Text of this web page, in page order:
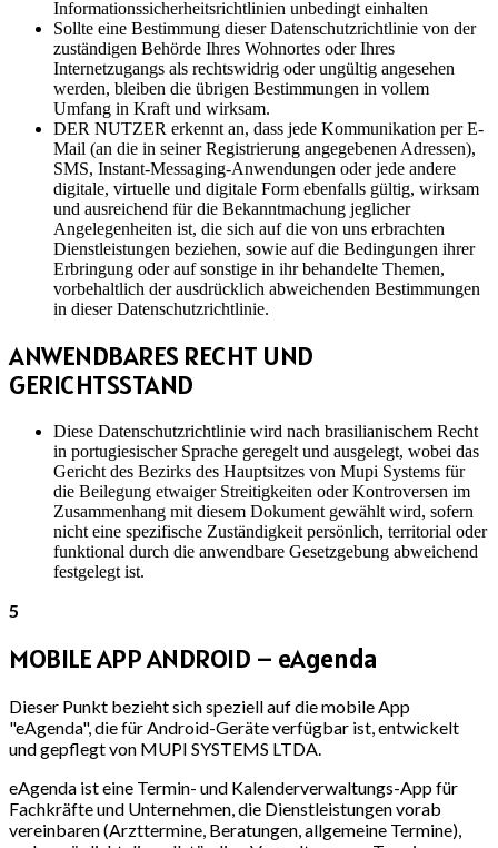
Informationssicherheitsrichtlinien unbedingt einhalten
Sollte eine Bestimmung dieser Datenschutzrichtlinie von der
zuständigen Behörde Ihres Wohnortes oder Ihres
Internetzugangs als rechtswidrig oder ungültig angesehen
werden, bleiben die übrigen Bestimmungen in vollem
Umfang in Kraft und wirksam.
DER NUTZER erkennt an, dass jede Kommunikation per E-
Mail (an die in seiner Registrierung angegebenen Adressen),
SMS, Instant-Messaging-Anwendungen oder jede andere
digitale, virtuelle und digitale Form ebenfalls gültig, wirksam
und ausreichend für die Bekanntmachung jeglicher
Angelegenheiten ist, die sich auf die von uns erbrachten
Dienstleistungen beziehen, sowie auf die Bedingungen ihrer
Erbringung oder auf sonstige in ihr behandelte Themen,
vorbehaltlich der ausdrücklich abweichenden Bestimmungen
in dieser Datenschutzrichtlinie.
ANWENDBARES RECHT UND
GERICHTSSTAND
Diese Datenschutzrichtlinie wird nach brasilianischem Recht
in portugiesischer Sprache geregelt und ausgelegt, wobei das
Gericht des Bezirks des Hauptsitzes von Mupi Systems für
die Beilegung etwaiger Streitigkeiten oder Kontroversen im
Zusammenhang mit diesem Dokument gewählt wird, sofern
nicht eine spezifische Zuständigkeit persönlich, territorial oder
funktional durch die anwendbare Gesetzgebung abweichend
festgelegt ist.
5
MOBILE APP ANDROID – eAgenda
Dieser Punkt bezieht sich speziell auf die mobile App
"eAgenda", die für Android-Geräte verfügbar ist, entwickelt
und gepflegt von MUPI SYSTEMS LTDA.
eAgenda ist eine Termin- und Kalenderverwaltungs-App für
Fachkräfte und Unternehmen, die Dienstleistungen vorab
vereinbaren (Arzttermine, Beratungen, allgemeine Termine),